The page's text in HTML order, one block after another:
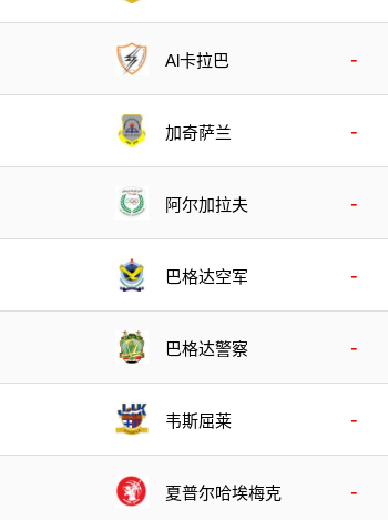
Al卡拉巴 -
加奇萨兰 -
阿尔加拉夫 -
巴格达空军 -
巴格达警察 -
韦斯屈莱 -
夏普尔哈埃梅克 -